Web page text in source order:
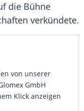
die Bühne
verkündete.
von unserer
GmbH
Klick anzeigen